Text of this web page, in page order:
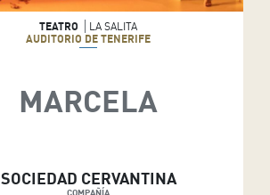
TEATRO
LA SALITA
AUDITORIO DE TENERIFE
MARCELA
SOCIEDAD CERVANTINA
COMPAÑÍA